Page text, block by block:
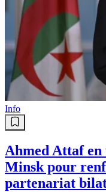
Info
Ahmed Attaf
Minsk pour
partenariat